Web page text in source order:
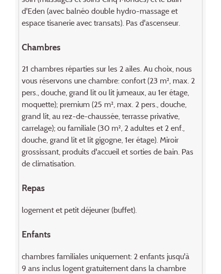
d'Eden (avec balnéo double hydro-massage et
espace tisanerie avec transats). Pas d'ascenseur.
Chambres
21 chambres réparties sur les 2 ailes. Au choix, nous
vous réservons une chambre: confort (23 m², max. 2
pers., douche, grand lit ou lit jumeaux, au 1er étage,
moquette); premium (25 m², max. 2 pers., douche,
grand lit, au rez-de-chaussée, ter­ras­­se privative,
carrelage); ou familiale (30 m², 2 adultes et 2 enf.,
douche, grand lit et lit gigogne, 1er étage). Miroir
grossissant, produits d'accueil et sorties de bain. Pas
de climatisation.
Repas
logement et petit déjeuner (buffet).
Enfants
chambres familiales uniquement: 2 enfants jusqu'à
9 ans inclus logent gratuitement dans la chambre